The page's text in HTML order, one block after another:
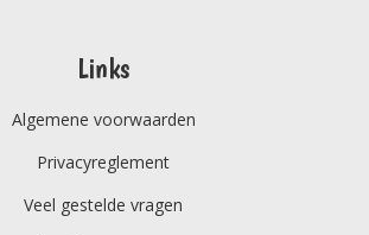
Links
Algemene voorwaarden
Privacyreglement
Veel gestelde vragen